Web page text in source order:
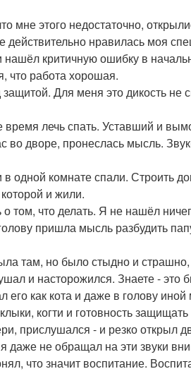
мне этого недостаточно,
нравилась моя
критичную ошибку в
что работа хорошая.
Для меня это дикость не
время лечь спать. Уставший и
во дворе, пронеслась мысль.
одной комнате спали. Строить
и жили.
том, что делать. Я не нашёл
пришла мысль разбудить
там, но было стыдно и
и насторожился. Знаете - это
его как кота и даже в голову
когти и готовность
прислушался - и резко
даже не обращал на эти звуки
что значит воспитание.